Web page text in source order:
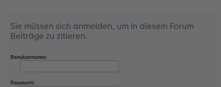
Sie müssen sich anmelden, um in diesem Forum
Beiträge zu zitieren.
Benutzername:
Passwort: